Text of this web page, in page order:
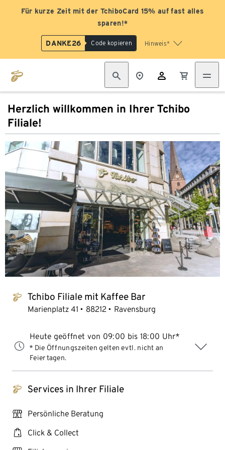
Für kurze Zeit mit der TchiboCard 15% auf fast alles
sparen!*
DANKE26 Code kopieren Hinweis*
Herzlich willkommen in Ihrer Tchibo
Filiale!
tchibo_logo Tchibo Filiale mit Kaffee Bar
Marienplatz 41 88212 Ravensburg
Heute geöffnet von 09:00 bis 18:00 Uhr*
* Die Öffnungszeiten gelten evtl. nicht an
Feiertagen.
tchibo_logo Services in Ihrer Filiale
personal_services Persönliche Beratung
click_collect Click & Collect